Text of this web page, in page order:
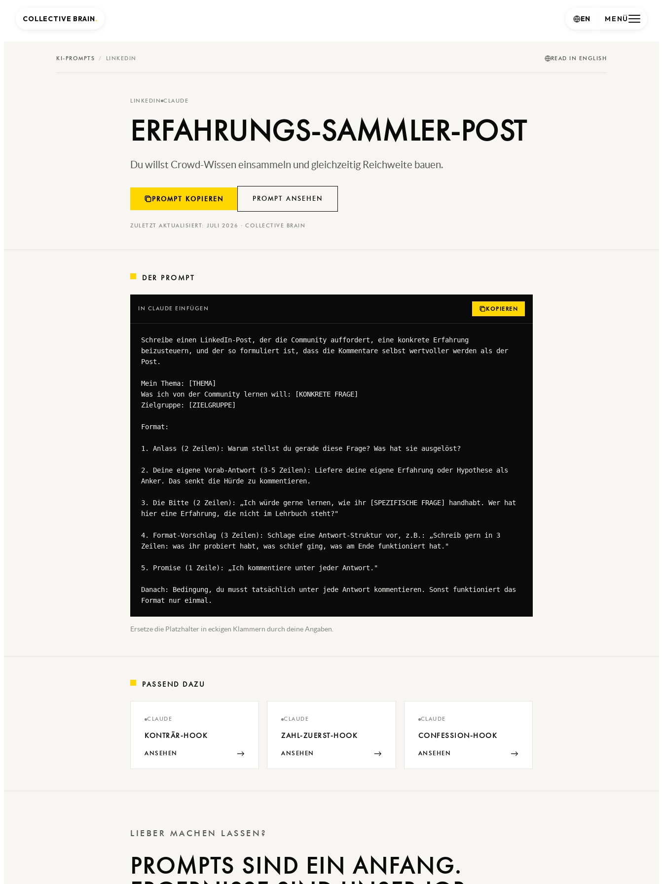
KI-PROMPTS / LINKEDIN READ IN ENGLISH
LINKEDIN CLAUDE
ERFAHRUNGS-SAMMLER-POST
Du willst Crowd-Wissen einsammeln und gleichzeitig Reichweite bauen.
PROMPT KOPIEREN PROMPT ANSEHEN
ZULETZT AKTUALISIERT: JULI 2026 · COLLECTIVE BRAIN
DER PROMPT
IN CLAUDE EINFÜGEN KOPIEREN
Schreibe einen LinkedIn-Post, der die Community auffordert, eine konkrete Erfahrung
beizusteuern, und der so formuliert ist, dass die Kommentare selbst wertvoller werden als der
Post.
Mein Thema: [THEMA]
Was ich von der Community lernen will: [KONKRETE FRAGE]
Zielgruppe: [ZIELGRUPPE]
Format:
1. Anlass (2 Zeilen): Warum stellst du gerade diese Frage? Was hat sie ausgelöst?
2. Deine eigene Vorab-Antwort (3-5 Zeilen): Liefere deine eigene Erfahrung oder Hypothese als
Anker. Das senkt die Hürde zu kommentieren.
3. Die Bitte (2 Zeilen): „Ich würde gerne lernen, wie ihr [SPEZIFISCHE FRAGE] handhabt. Wer hat
hier eine Erfahrung, die nicht im Lehrbuch steht?"
4. Format-Vorschlag (3 Zeilen): Schlage eine Antwort-Struktur vor, z.B.: „Schreib gern in 3
Zeilen: was ihr probiert habt, was schief ging, was am Ende funktioniert hat."
5. Promise (1 Zeile): „Ich kommentiere unter jeder Antwort."
Danach: Bedingung, du musst tatsächlich unter jede Antwort kommentieren. Sonst funktioniert das
Format nur einmal.
Ersetze die Platzhalter in eckigen Klammern durch deine Angaben.
PASSEND DAZU
CLAUDE
KONTRÄR-HOOK
ANSEHEN →
CLAUDE
ZAHL-ZUERST-HOOK
ANSEHEN →
CLAUDE
CONFESSION-HOOK
ANSEHEN →
LIEBER MACHEN LASSEN?
PROMPTS SIND EIN ANFANG.
COLLECTIVE BRAIN. MENÜ
EN